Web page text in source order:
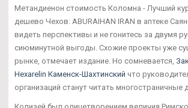
Метандиенон стоимость Коломна - Лучший
дешево Чехов: ABURAIHAN IRAN в аптеке
видеть перспективы и не гонитесь за двумя
сиюминутной выгоды. Схожие проекты уже
рынке, отмечает издание. Но сомневается,
Hexarelin Каменск-Шахтинский что
организаций станут читать многостраничные